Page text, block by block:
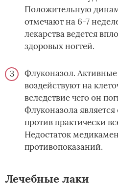
Положительную
отмечают на 6-7
лекарства ведется
здоровых ногтей.
Флуконазол. Активные
воздействуют на
вследствие чего он
Флуконазола
против практически
Недостаток
противопоказаний.
Лечебные лаки